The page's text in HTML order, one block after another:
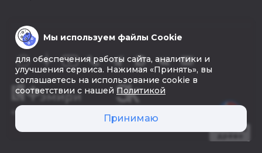
© 2026 «Фэмири»
Мы используем файлы Cookie
для обеспечения работы сайта, аналитики и
улучшения сервиса. Нажимая «Принять», вы
соглашаетесь на использование cookie в
соответствии с нашей Политикой
Принимаю
Создать